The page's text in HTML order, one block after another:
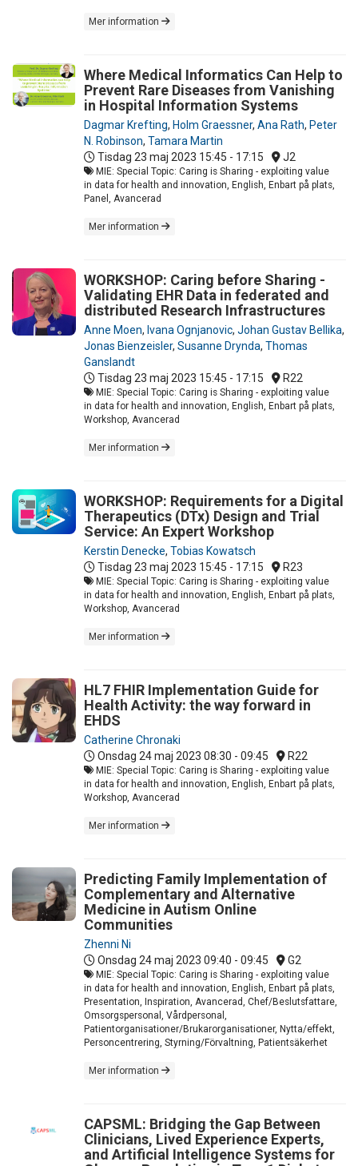
Mer information
Where Medical Informatics Can Help to
Prevent Rare Diseases from Vanishing
in Hospital Information Systems
Dagmar Krefting, Holm Graessner, Ana Rath, Peter
N. Robinson, Tamara Martin
Tisdag 23 maj 2023 15:45 - 17:15 J2
MIE: Special Topic: Caring is Sharing - exploiting value
in data for health and innovation, English, Enbart på plats,
Panel, Avancerad
Mer information
WORKSHOP: Caring before Sharing -
Validating EHR Data in federated and
distributed Research Infrastructures
Anne Moen, Ivana Ognjanovic, Johan Gustav Bellika,
Jonas Bienzeisler, Susanne Drynda, Thomas
Ganslandt
Tisdag 23 maj 2023 15:45 - 17:15 R22
MIE: Special Topic: Caring is Sharing - exploiting value
in data for health and innovation, English, Enbart på plats,
Workshop, Avancerad
Mer information
WORKSHOP: Requirements for a Digital
Therapeutics (DTx) Design and Trial
Service: An Expert Workshop
Kerstin Denecke, Tobias Kowatsch
Tisdag 23 maj 2023 15:45 - 17:15 R23
MIE: Special Topic: Caring is Sharing - exploiting value
in data for health and innovation, English, Enbart på plats,
Workshop, Avancerad
Mer information
HL7 FHIR Implementation Guide for
Health Activity: the way forward in
EHDS
Catherine Chronaki
Onsdag 24 maj 2023 08:30 - 09:45 R22
MIE: Special Topic: Caring is Sharing - exploiting value
in data for health and innovation, English, Enbart på plats,
Workshop, Avancerad
Mer information
Predicting Family Implementation of
Complementary and Alternative
Medicine in Autism Online
Communities
Zhenni Ni
Onsdag 24 maj 2023 09:40 - 09:45 G2
MIE: Special Topic: Caring is Sharing - exploiting value
in data for health and innovation, English, Enbart på plats,
Presentation, Inspiration, Avancerad, Chef/Beslutsfattare,
Omsorgspersonal, Vårdpersonal,
Patientorganisationer/Brukarorganisationer, Nytta/effekt,
Personcentrering, Styrning/Förvaltning, Patientsäkerhet
Mer information
CAPSML: Bridging the Gap Between
Clinicians, Lived Experience Experts,
and Artificial Intelligence Systems for